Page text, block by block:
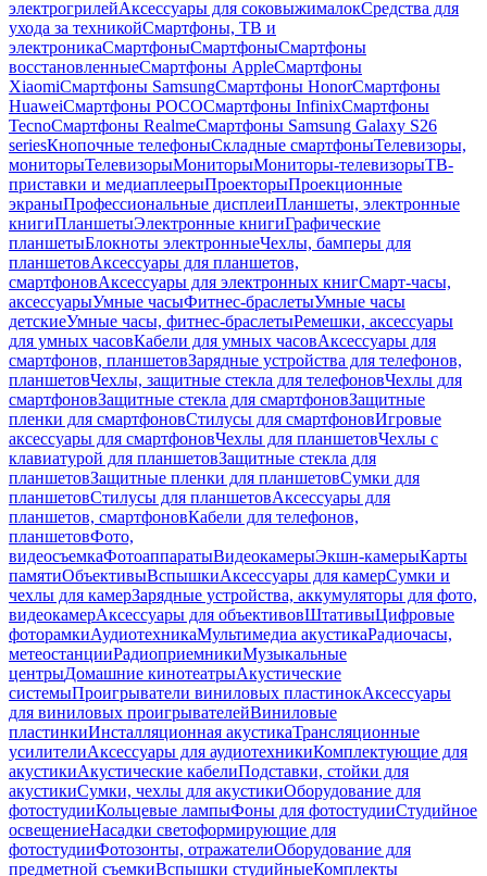
электрогрилейАксессуары для соковыжималокСредства для
ухода за техникойСмартфоны, ТВ и
электроникаСмартфоныСмартфоныСмартфоны
восстановленныеСмартфоны AppleСмартфоны
XiaomiСмартфоны SamsungСмартфоны HonorСмартфоны
HuaweiСмартфоны POCOСмартфоны InfinixСмартфоны
TecnoСмартфоны RealmeСмартфоны Samsung Galaxy S26
seriesКнопочные телефоныСкладные смартфоныТелевизоры,
мониторыТелевизорыМониторыМониторы-телевизорыТВ-
приставки и медиаплеерыПроекторыПроекционные
экраныПрофессиональные дисплеиПланшеты, электронные
книгиПланшетыЭлектронные книгиГрафические
планшетыБлокноты электронныеЧехлы, бамперы для
планшетовАксессуары для планшетов,
смартфоновАксессуары для электронных книгСмарт-часы,
аксессуарыУмные часыФитнес-браслетыУмные часы
детскиеУмные часы, фитнес-браслетыРемешки, аксессуары
для умных часовКабели для умных часовАксессуары для
смартфонов, планшетовЗарядные устройства для телефонов,
планшетовЧехлы, защитные стекла для телефоновЧехлы для
смартфоновЗащитные стекла для смартфоновЗащитные
пленки для смартфоновСтилусы для смартфоновИгровые
аксессуары для смартфоновЧехлы для планшетовЧехлы с
клавиатурой для планшетовЗащитные стекла для
планшетовЗащитные пленки для планшетовСумки для
планшетовСтилусы для планшетовАксессуары для
планшетов, смартфоновКабели для телефонов,
планшетовФото,
видеосъемкаФотоаппаратыВидеокамерыЭкшн-камерыКарты
памятиОбъективыВспышкиАксессуары для камерСумки и
чехлы для камерЗарядные устройства, аккумуляторы для фото,
видеокамерАксессуары для объективовШтативыЦифровые
фоторамкиАудиотехникаМультимедиа акустикаРадиочасы,
метеостанцииРадиоприемникиМузыкальные
центрыДомашние кинотеатрыАкустические
системыПроигрыватели виниловых пластинокАксессуары
для виниловых проигрывателейВиниловые
пластинкиИнсталляционная акустикаТрансляционные
усилителиАксессуары для аудиотехникиКомплектующие для
акустикиАкустические кабелиПодставки, стойки для
акустикиСумки, чехлы для акустикиОборудование для
фотостудииКольцевые лампыФоны для фотостудииСтудийное
освещениеНасадки светоформирующие для
фотостудииФотозонты, отражателиОборудование для
предметной съемкиВспышки студийныеКомплекты